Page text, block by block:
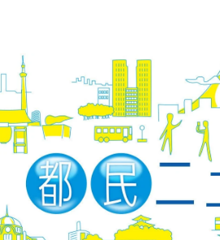
イベント・グッズ
YouTube
会社情報